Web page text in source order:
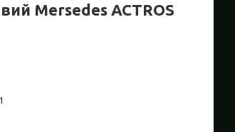
Mersedes ACTROS